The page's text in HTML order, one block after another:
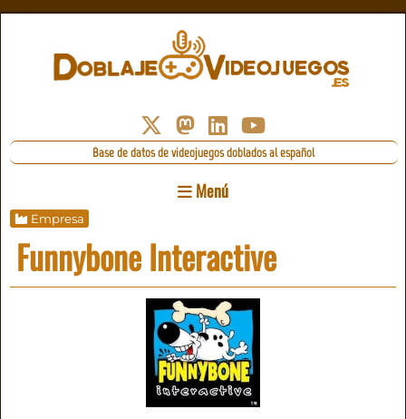
Base de datos de videojuegos doblados al español
Menú
Empresa
Funnybone Interactive